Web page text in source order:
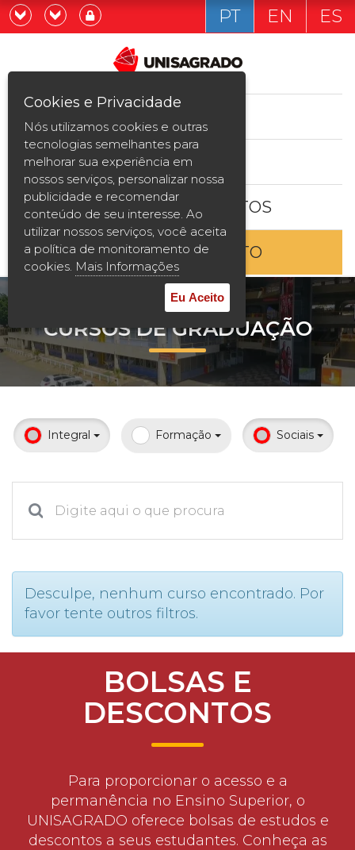
Graduação
Pós-graduação e MBA
Curta Duração
Vestibular
2ª Graduação
Transferência
Reingresso
Prouni
Desconto de pontualidade
Calendário acadêmico
Internacionalização
UATI
Já sou estudande
Quero ser estudante
PT EN ES
ESTUDE AQUI
BOLSAS E DESCONTOS
ENTRE EM CONTATO
CURSOS DE GRADUAÇÃO
Integral Formação Sociais
Desculpe, nenhum curso encontrado. Por
favor tente outros filtros.
BOLSAS E
DESCONTOS
Para proporcionar o acesso e a
permanência no Ensino Superior, o
UNISAGRADO oferece bolsas de estudos e
descontos a seus estudantes. Conheça as
Cookies e Privacidade
Nós utilizamos cookies e outras
tecnologias semelhantes para
melhorar sua experiência em
nossos serviços, personalizar nossa
publicidade e recomendar
conteúdo de seu interesse. Ao
utilizar nossos serviços, você aceita
a política de monitoramento de
cookies. Mais Informações
Eu Aceito